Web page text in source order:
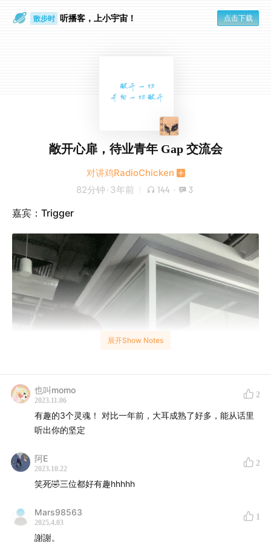
散步时 听播客，上小宇宙！ 点击下载
敞开心扉，待业青年 Gap 交流会
对讲鸡RadioChicken
82分钟 · 3年前 144 · 3
嘉宾：Trigger
展开Show Notes
也叫momo
2023.11.06
2
有趣的3个灵魂！ 对比一年前，大耳成熟了好多，能从话里
听出你的坚定
阿E
2023.10.22
2
笑死🤣三位都好有趣hhhhh
Mars98563
2025.4.03
1
謝謝。